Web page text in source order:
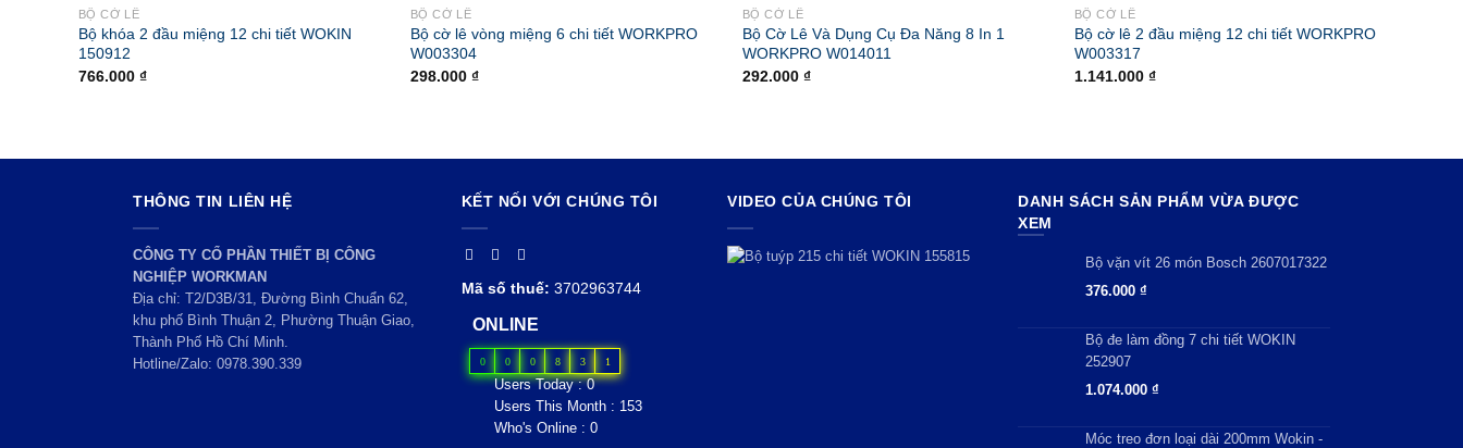
BỘ CỜ LÊ
Bộ khóa 2 đầu miệng 12 chi tiết WOKIN
150912
766.000 ₫
BỘ CỜ LÊ
Bộ cờ lê vòng miệng 6 chi tiết WORKPRO
W003304
298.000 ₫
BỘ CỜ LÊ
Bộ Cờ Lê Và Dụng Cụ Đa Năng 8 In 1
WORKPRO W014011
292.000 ₫
BỘ CỜ LÊ
Bộ cờ lê 2 đầu miệng 12 chi tiết WORKPRO
W003317
1.141.000 ₫
THÔNG TIN LIÊN HỆ
CÔNG TY CỔ PHẦN THIẾT BỊ CÔNG
NGHIỆP WORKMAN
Địa chỉ: T2/D3B/31, Đường Bình Chuẩn 62,
khu phố Bình Thuận 2, Phường Thuận Giao,
Thành Phố Hồ Chí Minh.
Hotline/Zalo: 0978.390.339
KẾT NỐI VỚI CHÚNG TÔI
Mã số thuế: 3702963744
ONLINE
0 0 0 8 3 1
Users Today : 0
Users This Month : 153
Who's Online : 0
VIDEO CỦA CHÚNG TÔI
DANH SÁCH SẢN PHẨM VỪA ĐƯỢC
XEM
Bộ vặn vít 26 món Bosch 2607017322
376.000₫
Bộ đe làm đồng 7 chi tiết WOKIN
252907
1.074.000₫
Móc treo đơn loại dài 200mm Wokin -